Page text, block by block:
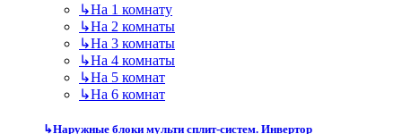
↳На 1 комнату
↳На 2 комнаты
↳На 3 комнаты
↳На 4 комнаты
↳На 5 комнат
↳На 6 комнат
↳Наружные блоки мульти сплит-систем. Инвертор